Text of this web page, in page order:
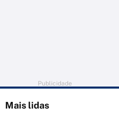
Publicidade
Mais lidas